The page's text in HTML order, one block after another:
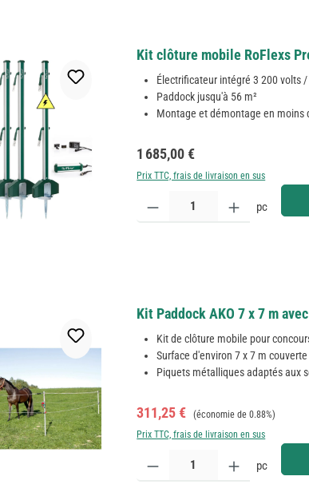
Kit clôture mobile RoFlexs
Électrificateur intégré 3 200 volts
Paddock jusqu'à 56 m²
Montage et démontage en moins
Prix régulier :
1 685,00 €
Prix TTC, frais de livraison en sus
Quantité de produit : Entrez la
pc
Kit Paddock AKO 7 x 7 m
Kit de clôture mobile pour
Surface d'environ 7 x 7 m couverte
Piquets métalliques adaptés aux
Prix de vente :
311,25 € Prix régulier :
(économie de 0.88%)
Prix TTC, frais de livraison en sus
Quantité de produit : Entrez la
pc